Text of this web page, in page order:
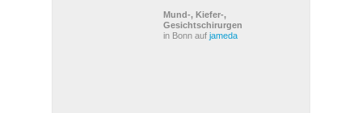
Mund-, Kiefer-,
Gesichtschirurgen
in Bonn auf jameda